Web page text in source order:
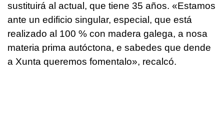
sustituirá al actual, que tiene 35 años. «Estamos
ante un edificio singular, especial, que está
realizado al 100 % con madera galega, a nosa
materia prima autóctona, e sabedes que dende
a Xunta queremos fomentalo», recalcó.